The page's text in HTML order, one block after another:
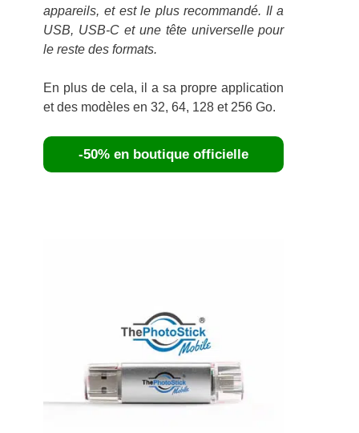
appareils, et est le plus recommandé. Il a
USB, USB-C et une tête universelle pour
le reste des formats.
En plus de cela, il a sa propre application
et des modèles en 32, 64, 128 et 256 Go.
-50% en boutique officielle